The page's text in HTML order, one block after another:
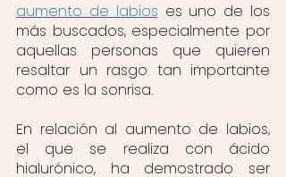
aumento de labios es uno de los
más buscados, especialmente por
aquellas personas que quieren
resaltar un rasgo tan importante
como es la sonrisa.
En relación al aumento de labios,
el que se realiza con ácido
hialurónico, ha demostrado ser